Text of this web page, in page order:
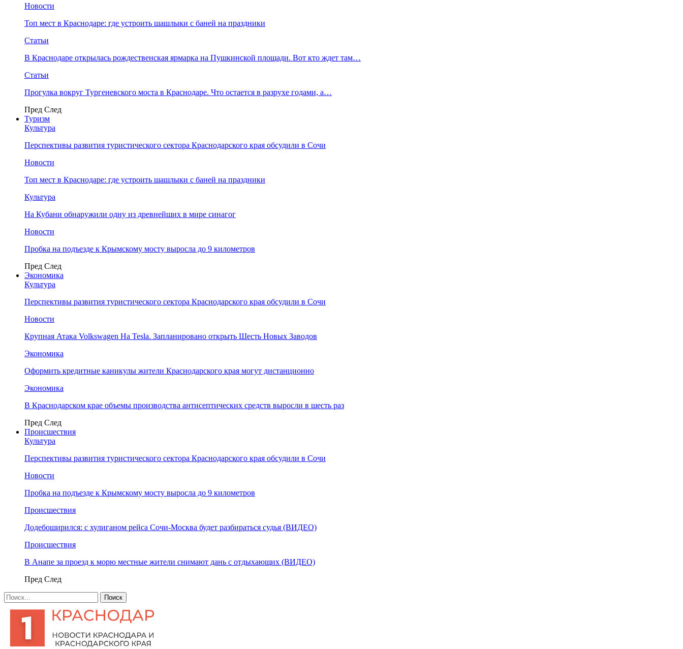
Новости
Топ мест в Краснодаре: где устроить шашлыки с баней на праздники
Статьи
В Краснодаре открылась рождественская ярмарка на Пушкинской площади. Вот кто ждет там…
Статьи
Прогулка вокруг Тургеневского моста в Краснодаре. Что остается в разрухе годами, а…
Пред След
Туризм
Культура
Перспективы развития туристического сектора Краснодарского края обсудили в Сочи
Новости
Топ мест в Краснодаре: где устроить шашлыки с баней на праздники
Культура
На Кубани обнаружили одну из древнейших в мире синагог
Новости
Пробка на подъезде к Крымскому мосту выросла до 9 километров
Пред След
Экономика
Культура
Перспективы развития туристического сектора Краснодарского края обсудили в Сочи
Новости
Крупная Атака Volkswagen На Tesla. Запланировано открыть Шесть Новых Заводов
Экономика
Оформить кредитные каникулы жители Краснодарского края могут дистанционно
Экономика
В Краснодарском крае объемы производства антисептических средств выросли в шесть раз
Пред След
Происшествия
Культура
Перспективы развития туристического сектора Краснодарского края обсудили в Сочи
Новости
Пробка на подъезде к Крымскому мосту выросла до 9 километров
Происшествия
Додебоширился: с хулиганом рейса Сочи-Москва будет разбираться судья (ВИДЕО)
Происшествия
В Анапе за проезд к морю местные жители снимают дань с отдыхающих (ВИДЕО)
Пред След